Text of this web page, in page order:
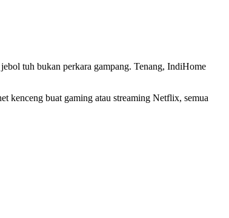
tuh bukan perkara gampang. Tenang, IndiHome
kenceng buat gaming atau streaming Netflix, semua